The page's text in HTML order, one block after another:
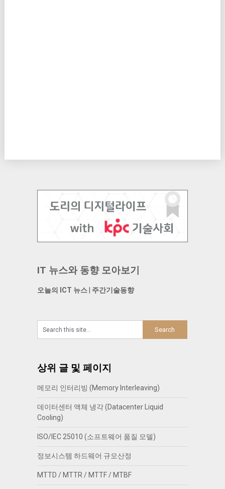
IT 뉴스와 동향 모아보기
오늘의 ICT 뉴스| 주간기술동향
상위 글 및 페이지
메모리 인터리빙 (Memory Interleaving)
데이터센터 액체 냉각 (Datacenter Liquid
Cooling)
ISO/IEC 25010 (소프트웨어 품질 모델)
정보시스템 하드웨어 규모산정
MTTD / MTTR / MTTF / MTBF